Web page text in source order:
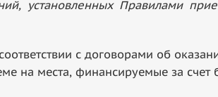
установленных Правилами
с договорами об
на места, финансируемые за